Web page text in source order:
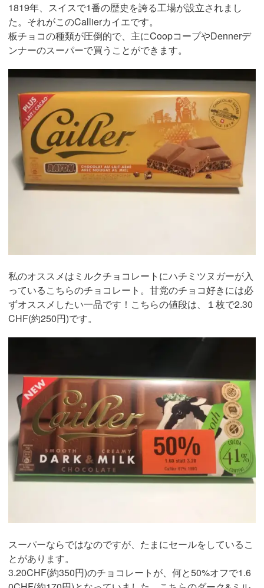
1819年、スイスで1番の歴史を誇る工場が設立されまし
た。それがこのCallierカイエです。
板チョコの種類が圧倒的で、主にCoopコープやDennerデ
ンナーのスーパーで買うことができます。
私のオススメはミルクチョコレートにハチミツヌガーが入
っているこちらのチョコレート。甘党のチョコ好きには必
ずオススメしたい一品です！こちらの値段は、１枚で2.30
CHF(約250円)です。
スーパーならではなのですが、たまにセールをしているこ
とがあります。
3.20CHF(約350円)のチョコレートが、何と50%オフで1.6